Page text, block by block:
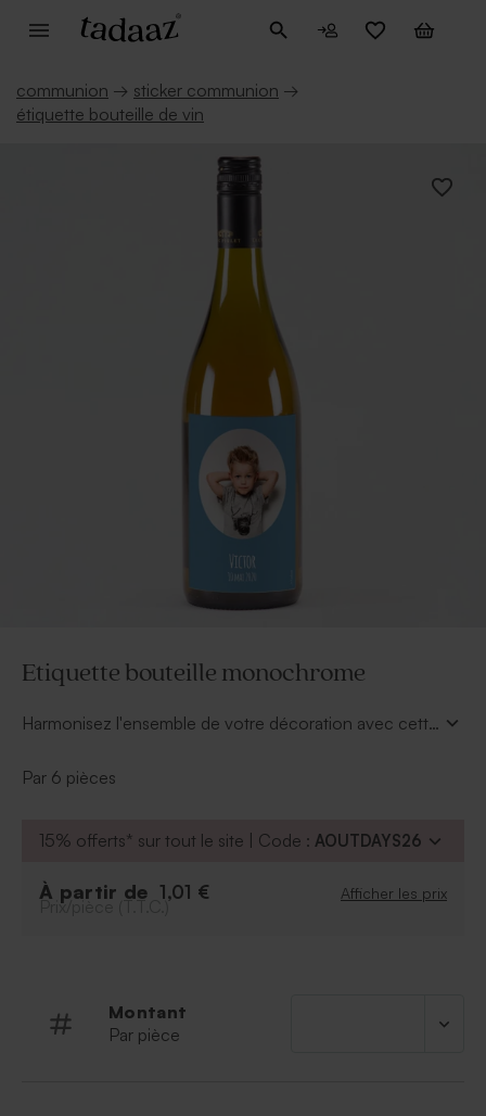
communion → sticker communion →
étiquette bouteille de vin
Etiquette bouteille monochrome
Harmonisez l'ensemble de votre décoration avec cette
maître la plus belle photo de votre enfant. Ce modèle
Par 6 pièces
15% offerts* sur tout le site | Code : AOUTDAYS26
À partir de 1,01 € Afficher les prix
Prix/pièce (T.T.C.)
Montant
Par pièce